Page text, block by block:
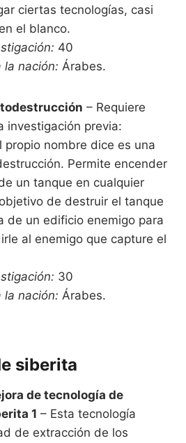
ciertas tecnologías, casi
el blanco.
40
la nación: Árabes.
– Requiere
investigación previa:
propio nombre dice es una
Permite encender
un tanque en cualquier
de destruir el tanque
de un edificio enemigo para
al enemigo que capture el
30
la nación: Árabes.
siberita
de tecnología de
1 – Esta tecnología
de extracción de los